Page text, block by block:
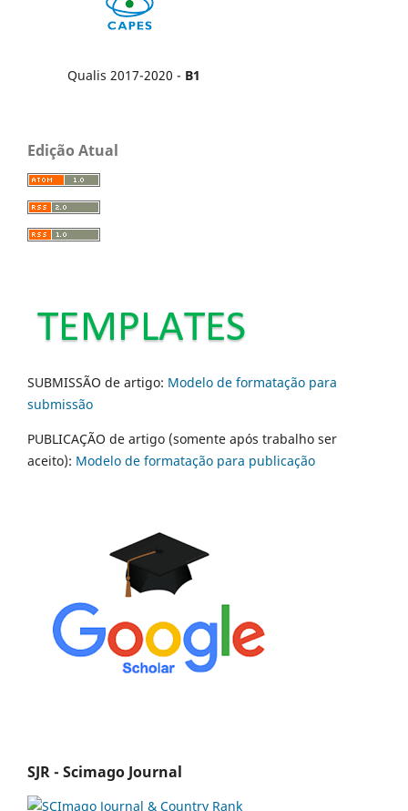
Qualis 2017-2020 - B1
Edição Atual
SUBMISSÃO de artigo: Modelo de formatação para
submissão
PUBLICAÇÃO de artigo (somente após trabalho ser
aceito): Modelo de formatação para publicação
SJR - Scimago Journal